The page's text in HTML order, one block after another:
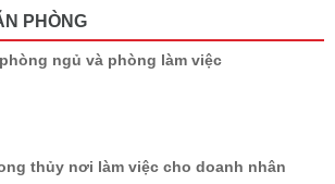
PHÒNG
ngủ và phòng làm việc
thủy nơi làm việc cho doanh nhân